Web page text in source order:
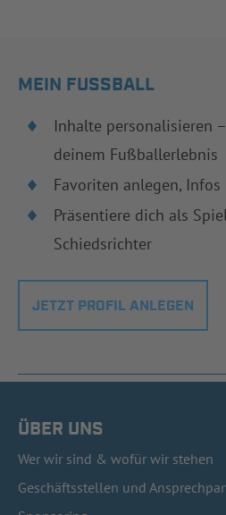
MEIN FUSSBALL
Inhalte personalisieren
deinem Fußballerlebnis
Favoriten anlegen,
Präsentiere dich als
Schiedsrichter
JETZT PROFIL ANLEGEN
ÜBER UNS
Wer wir sind & wofür wir stehen
Geschäftsstellen und